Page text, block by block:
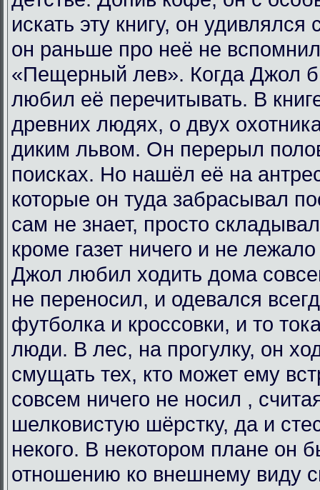
искать эту книгу, он
он раньше про неё не
«Пещерный лев». Когда Джол
любил её перечитывать. В
древних людях, о двух
диким львом. Он перерыл
поисках. Но нашёл её на
которые он туда забрасывал
сам не знает, просто
кроме газет ничего и не
Джол любил ходить дома
не переносил, и одевался
футболка и кроссовки, и то
люди. В лес, на прогулку, он
смущать тех, кто может ему
совсем ничего не носил ,
шелковистую шёрстку, да и
некого. В некотором плане он
отношению ко внешнему виду